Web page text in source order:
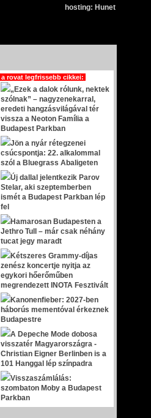
hosting: Hunet
a rovat legfrissebb cikkei:
„Ezek a dalok rólunk, nektek
szólnak” – nagyzenekarral,
eredeti hangzásvilágával tér
vissza a Neoton Família a
Budapest Parkban
Jön a nyár rétegzenei
csúcspontja: 22. alkalommal
szól a Bluegrass Abaligeten
Új dallal jelentkezik Parov
Stelar, aki szeptemberben
ismét a Budapest Parkban lép
fel
Hamarosan Budapesten a
Jethro Tull – már csak néhány
tucat jegy maradt
Kétszeres Grammy-díjas
zenész koncertje nyitja az
egykori hőerőműben
megrendezett INOTA Fesztivált
Kanonenfieber: 2027-ben
háborús mementóval érkeznek
Budapestre
A Depeche Mode dobosa
visszatér Magyarországra -
Christian Eigner Berlinben is a
101 Hanggal lép színpadra
Visszaszámlálás:
szombaton Moby a Budapest
Parkban